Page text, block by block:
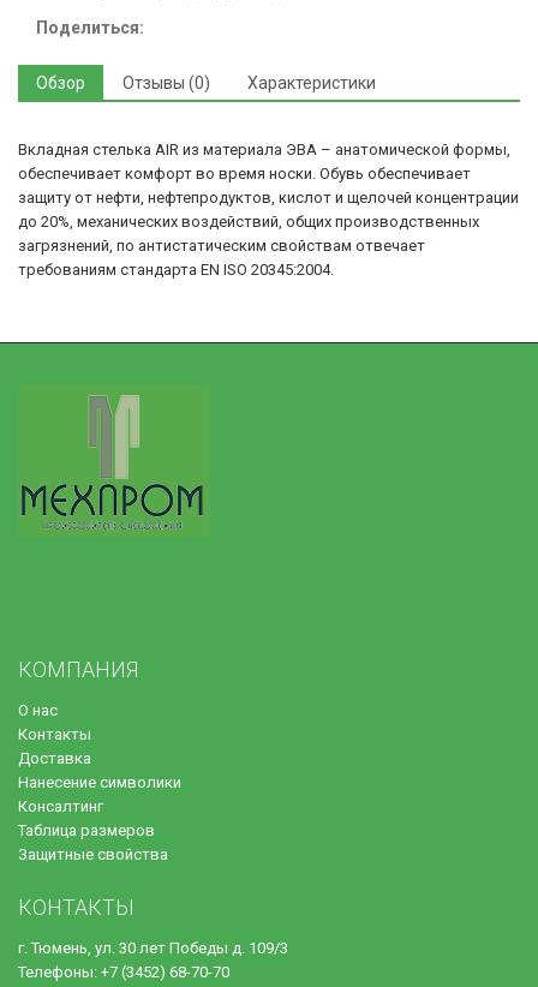
Поделиться:
Обзор Отзывы (0) Характеристики
Вкладная стелька AIR из материала ЭВА – анатомической формы,
обеспечивает комфорт во время носки. Обувь обеспечивает
защиту от нефти, нефтепродуктов, кислот и щелочей концентрации
до 20%, механических воздействий, общих производственных
загрязнений, по антистатическим свойствам отвечает
требованиям стандарта EN ISO 20345:2004.
КОМПАНИЯ
О нас
Контакты
Доставка
Нанесение символики
Консалтинг
Таблица размеров
Защитные свойства
КОНТАКТЫ
г. Тюмень, ул. 30 лет Победы д. 109/3
Телефоны: +7 (3452) 68-70-70